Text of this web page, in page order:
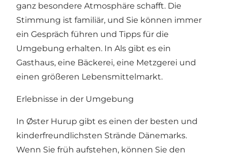
ganz besondere Atmosphäre schafft. Die
Stimmung ist familiär, und Sie können immer
ein Gespräch führen und Tipps für die
Umgebung erhalten. In Als gibt es ein
Gasthaus, eine Bäckerei, eine Metzgerei und
einen größeren Lebensmittelmarkt.
Erlebnisse in der Umgebung
In Øster Hurup gibt es einen der besten und
kinderfreundlichsten Strände Dänemarks.
Wenn Sie früh aufstehen, können Sie den